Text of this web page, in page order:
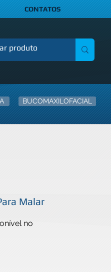
CONTATOS
BUCOMAXILOFACIAL
Malar
no